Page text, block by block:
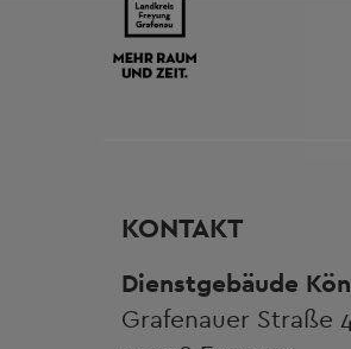
KONTAKT
Dienstgebäude
Grafenauer Straße